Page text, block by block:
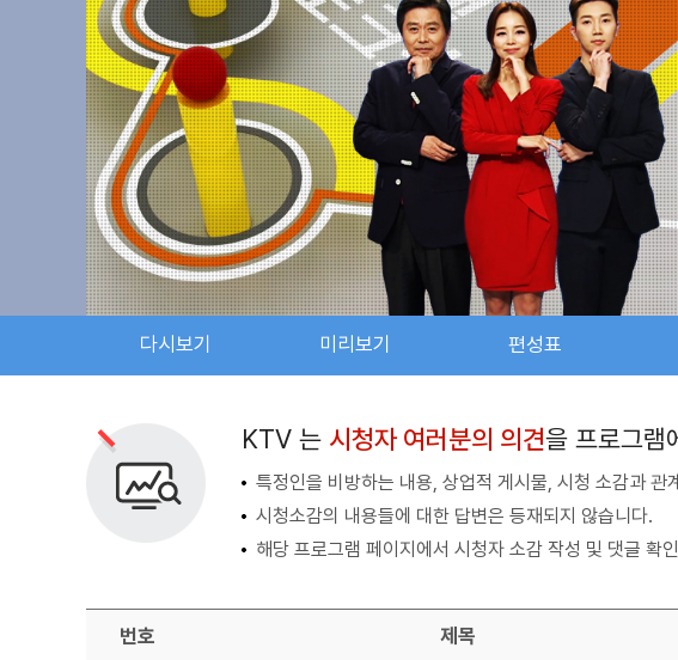
다시보기 미리보기 편성표
KTV 는 시청자 여러분의 의견을 프로그램
특정인을 비방하는 내용, 상업적 게시물, 시청 소감과
시청소감의 내용들에 대한 답변은 등재되지 않습니다.
해당 프로그램 페이지에서 시청자 소감 작성 및 댓글 확
번호 제목
검색 조건
검색어 입력
검색